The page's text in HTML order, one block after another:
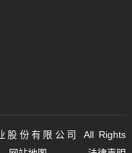
股份有限公司 All Rights